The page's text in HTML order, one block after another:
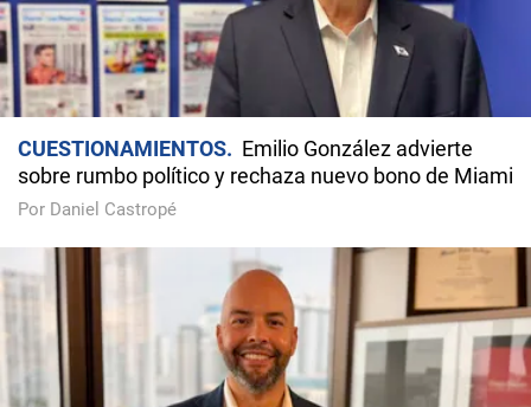
CUESTIONAMIENTOS
Emilio González advierte
sobre rumbo político y rechaza nuevo bono de Miami
Por Daniel Castropé